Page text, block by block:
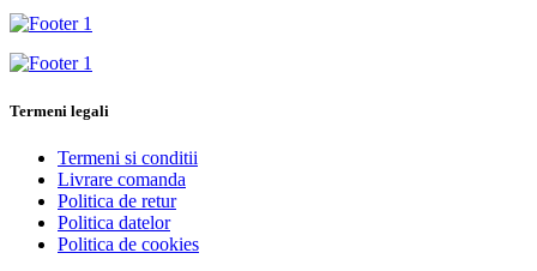
Termeni legali
Termeni si conditii
Livrare comanda
Politica de retur
Politica datelor
Politica de cookies